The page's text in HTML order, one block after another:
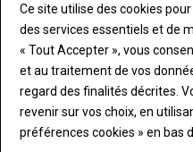
BodyChoisissez votre
compte pour
Créez
Ce site utilise des cookies
des services essentiels et de
« Tout Accepter », vous
et au traitement de vos
regard des finalités décrites.
revenir sur vos choix, en
préférences cookies » en bas